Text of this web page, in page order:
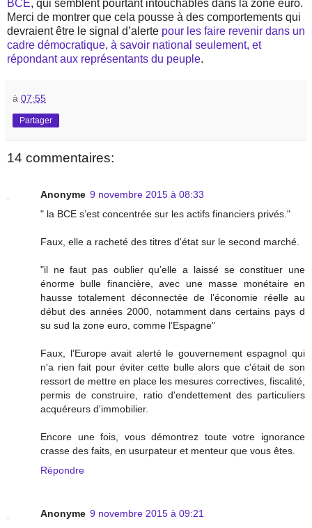
BCE, qui semblent pourtant intouchables dans la zone euro.
Merci de montrer que cela pousse à des comportements qui
devraient être le signal d’alerte pour les faire revenir dans un
cadre démocratique, à savoir national seulement, et
répondant aux représentants du peuple.
à 07:55
Partager
14 commentaires:
Anonyme 9 novembre 2015 à 08:33
" la BCE s’est concentrée sur les actifs financiers privés."
Faux, elle a racheté des titres d'état sur le second marché.
"il ne faut pas oublier qu’elle a laissé se constituer une
énorme bulle financière, avec une masse monétaire en
hausse totalement déconnectée de l’économie réelle au
début des années 2000, notamment dans certains pays d
su sud la zone euro, comme l’Espagne"
Faux, l'Europe avait alerté le gouvernement espagnol qui
n'a rien fait pour éviter cette bulle alors que c'était de son
ressort de mettre en place les mesures correctives, fiscalité,
permis de construire, ratio d'endettement des particuliers
acquéreurs d'immobilier.
Encore une fois, vous démontrez toute votre ignorance
crasse des faits, en usurpateur et menteur que vous êtes.
Répondre
Anonyme 9 novembre 2015 à 09:21